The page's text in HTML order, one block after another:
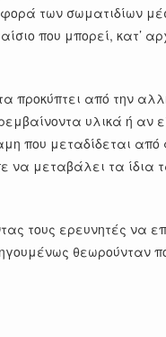
των σωματιδίων
που μπορεί, κατ’
προκύπτει από την
υλικά ή αν
που μεταδίδεται
μεταβάλει τα ίδια
τους ερευνητές να
θεωρούνταν